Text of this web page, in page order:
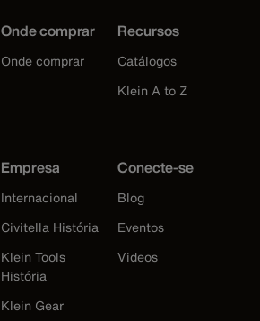
Onde comprar
Onde comprar
Recursos
Catálogos
Klein A to Z
Empresa
Internacional
Civitella História
Klein Tools
História
Klein Gear
Conecte-se
Blog
Eventos
Videos